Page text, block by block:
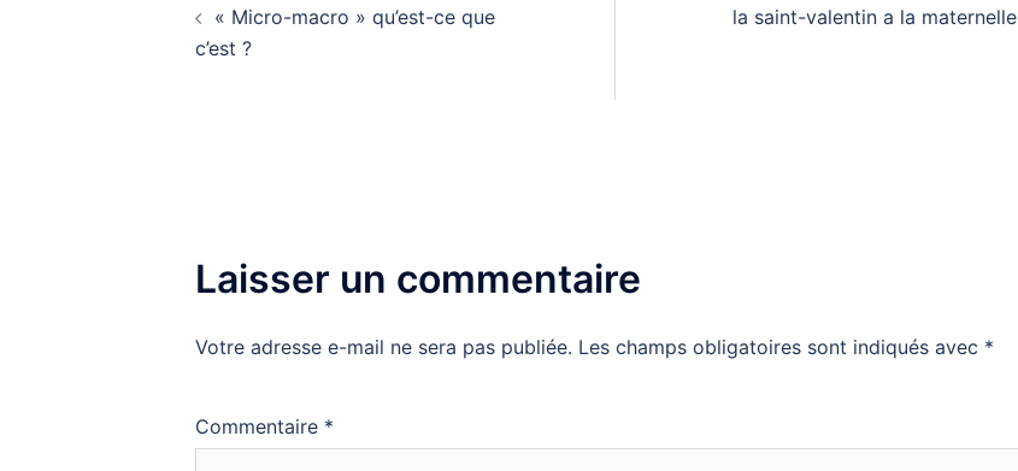
d’article
« Micro-macro » qu’est-ce que
c’est ?
la saint-valentin a la maternelle
Laisser un commentaire
Votre adresse e-mail ne sera pas publiée. Les champs obligatoires sont indiqués avec *
Commentaire *